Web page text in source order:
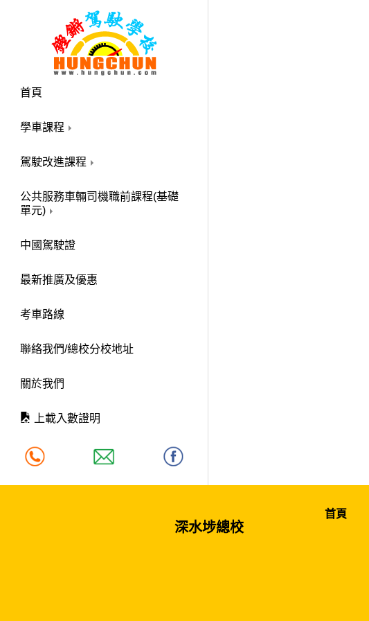
首頁
學車課程
駕駛改進課程
公共服務車輛司機職前課程(基礎
單元)
中國駕駛證
最新推廣及優惠
考車路線
聯絡我們/總校分校地址
關於我們
上載入數證明
深水埗總校
首頁